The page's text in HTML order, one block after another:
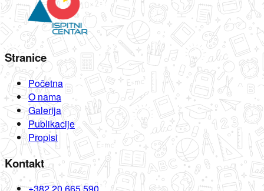
Stranice
Početna
O nama
Galerija
Publikacije
Propisi
Kontakt